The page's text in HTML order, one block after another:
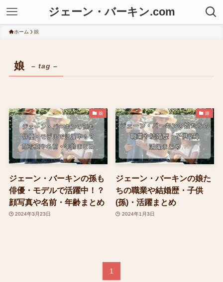
ジェーン・バーキン.com
ホーム 娘
娘 – tag –
娘
ジェーン・バーキンの孫も
俳優・モデルで活躍中！？
顔写真や名前・年齢まとめ
2024年3月23日
娘
ジェーン・バーキンの娘た
ちの職業や結婚歴・子供
(孫)・活躍まとめ
2024年1月3日
1